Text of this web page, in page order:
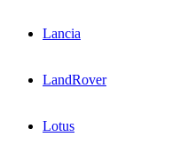
Lancia
LandRover
Lotus